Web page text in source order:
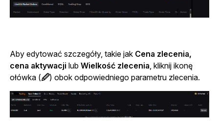
Aby edytować szczegóły, takie jak Cena zlecenia,
cena aktywacji lub Wielkość zlecenia, kliknij ikonę
ołówka (🖉) obok odpowiedniego parametru zlecenia.